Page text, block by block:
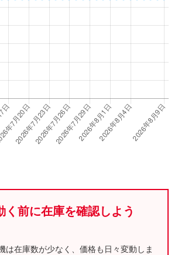
く前に在庫を確認しよう
は在庫数が少なく、価格も日々変動しま